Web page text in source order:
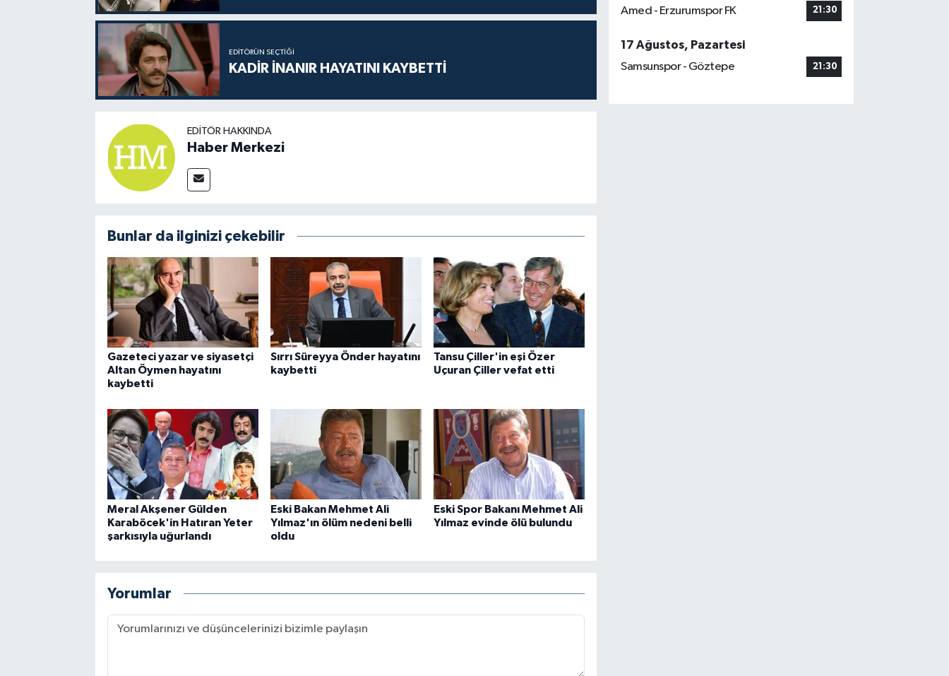
EDITÖRÜN SEÇTIĞI
KADİR İNANIR HAYATINI KAYBETTİ
EDITÖR HAKKINDA
Haber Merkezi
Bunlar da ilginizi çekebilir
Gazeteci yazar ve siyasetçi
Altan Öymen hayatını
kaybetti
Sırrı Süreyya Önder hayatını
kaybetti
Tansu Çiller'in eşi Özer
Uçuran Çiller vefat etti
Meral Akşener Gülden
Karaböcek'in Hatıran Yeter
şarkısıyla uğurlandı
Eski Bakan Mehmet Ali
Yılmaz'ın ölüm nedeni belli
oldu
Eski Spor Bakanı Mehmet Ali
Yılmaz evinde ölü bulundu
Yorumlar
Amed - Erzurumspor FK 21:30
17 Ağustos, Pazartesi
Samsunspor - Göztepe
21:30